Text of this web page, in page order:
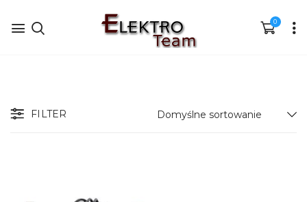
0
FILTER